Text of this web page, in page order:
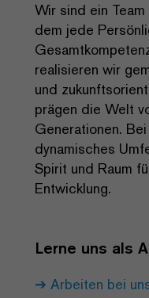
Wir sind ein
dem jede
realisieren wir
und
prägen die Welt
Generationen.
dynamisches
Spirit und Raum
Entwicklung.
Lerne uns als
Arbeiten bei